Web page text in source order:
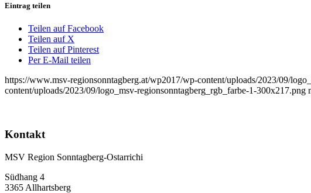
Eintrag teilen
Teilen auf Facebook
Teilen auf X
Teilen auf Pinterest
Per E-Mail teilen
https://www.msv-regionsonntagberg.at/wp2017/wp-content/uploads/2023/09/
content/uploads/2023/09/logo_msv-regionsonntagberg_rgb_farbe-1-300x217.png
Kontakt
MSV Region Sonntagberg-Ostarrichi
Südhang 4
3365 Allhartsberg